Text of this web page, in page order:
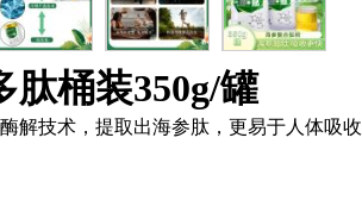
肽桶装350g/罐
解技术，提取出海参肽，更易于人体吸